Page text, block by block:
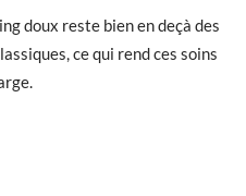
doux reste bien en deçà des
ce qui rend ces soins